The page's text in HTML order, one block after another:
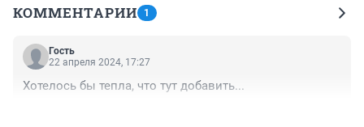
КОММЕНТАРИИ 1
Гость
22 апреля 2024, 17:27
Хотелось бы тепла, что тут добавить...